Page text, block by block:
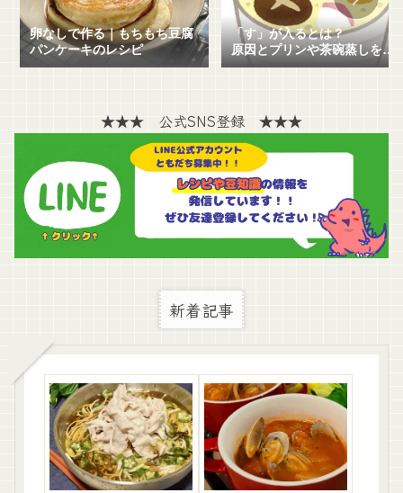
卵なしで作る｜もちもち豆腐
パンケーキのレシピ
「す」が入るとは？
原因とプリンや茶碗蒸しを失
敗せずに作る方法を解説！
★★★ 公式SNS登録 ★★★
新着記事